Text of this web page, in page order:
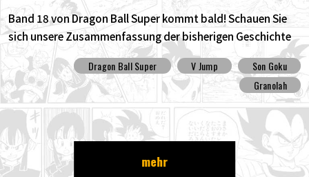
Band 18 von Dragon Ball Super kommt bald! Schauen Sie
sich unsere Zusammenfassung der bisherigen Geschichte
an !!
Dragon Ball Super V Jump
Son Goku
Granolah
mehr